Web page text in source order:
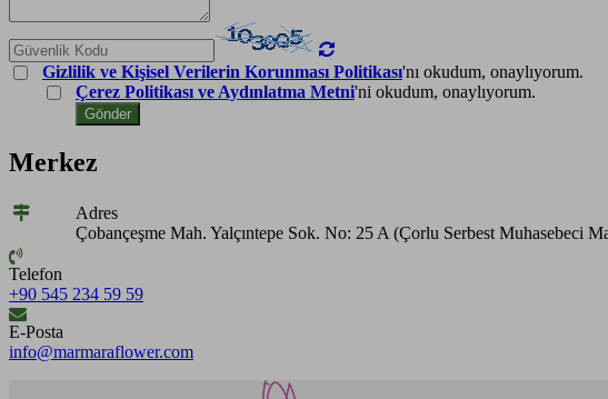
Gizlilik ve Kişisel Verilerin Korunması Politikası'nı okudum, onaylıyorum.
Çerez Politikası ve Aydınlatma Metni'ni okudum, onaylıyorum.
Gönder
Merkez
Adres
Çobançeşme Mah. Yalçıntepe Sok. No: 25 A (Çorlu Serbest Muhasebeci
Telefon
+90 545 234 59 59
E-Posta
info@marmaraflower.com